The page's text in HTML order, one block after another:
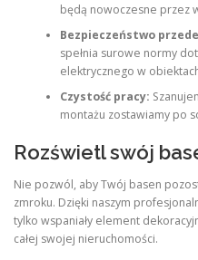
będą nowoczesne przez
Bezpieczeństwo
spełnia surowe normy
elektrycznego w
Czystość pracy:
montażu zostawiamy po
Rozświetl swój
Nie pozwól, aby Twój basen
zmroku. Dzięki naszym
tylko wspaniały element
całej swojej nieruchomości.